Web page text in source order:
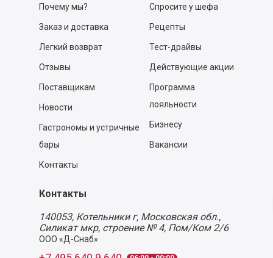
Почему мы?
Заказ и доставка
Легкий возврат
Отзывы
Поставщикам
Новости
Гастрономы и устричные
бары
Контакты
Спросите у шефа
Рецепты
Тест-драйвы
Действующие акции
Программа
лояльности
Бизнесу
Вакансии
Контакты
140053, Котельники г, Московская обл.,
Силикат мкр, строение № 4, Пом/Ком 2/6
ООО «Д-Снаб»